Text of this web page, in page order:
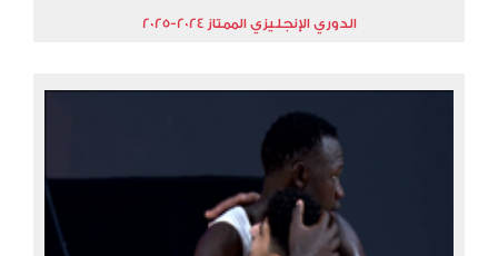
الدوري الإنجليزي الممتاز 2024-2025